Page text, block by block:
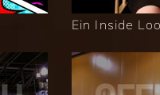
Ein Inside